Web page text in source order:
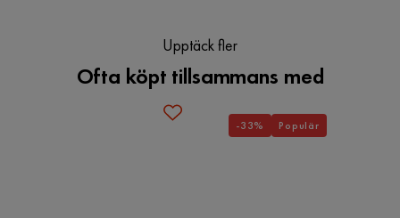
Upptäck fler
Ofta köpt tillsammans med
-33% Populär